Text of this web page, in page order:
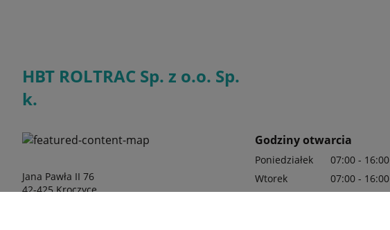
HBT ROLTRAC Sp. z o.o. Sp.
k.
Jana Pawła II 76
42-425 Kroczyce
Godziny otwarcia
Poniedziałek
07:00 - 16:00
Wtorek
07:00 - 16:00